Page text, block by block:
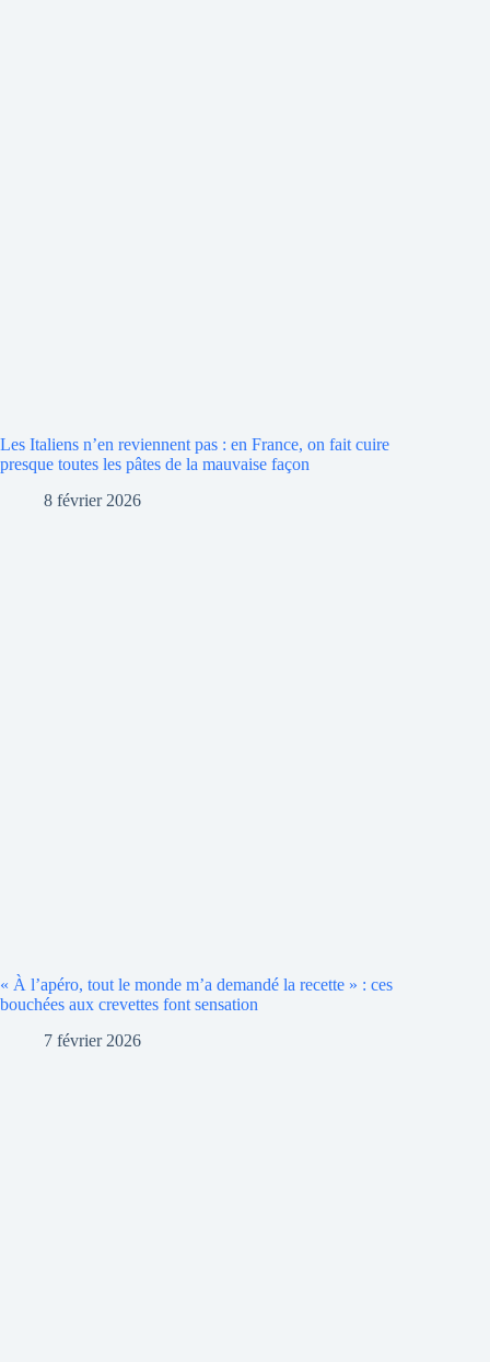
Les Italiens n’en reviennent pas : en France, on fait cuire
presque toutes les pâtes de la mauvaise façon
8 février 2026
« À l’apéro, tout le monde m’a demandé la recette » : ces
bouchées aux crevettes font sensation
7 février 2026